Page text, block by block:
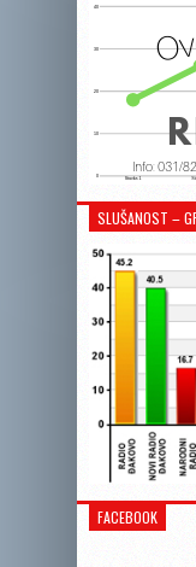
SLUŠANOST –
FACEBOOK